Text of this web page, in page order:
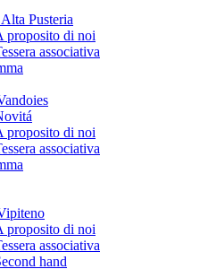
Pusteria
proposito di noi
associativa
proposito di noi
associativa
proposito di noi
associativa
hand